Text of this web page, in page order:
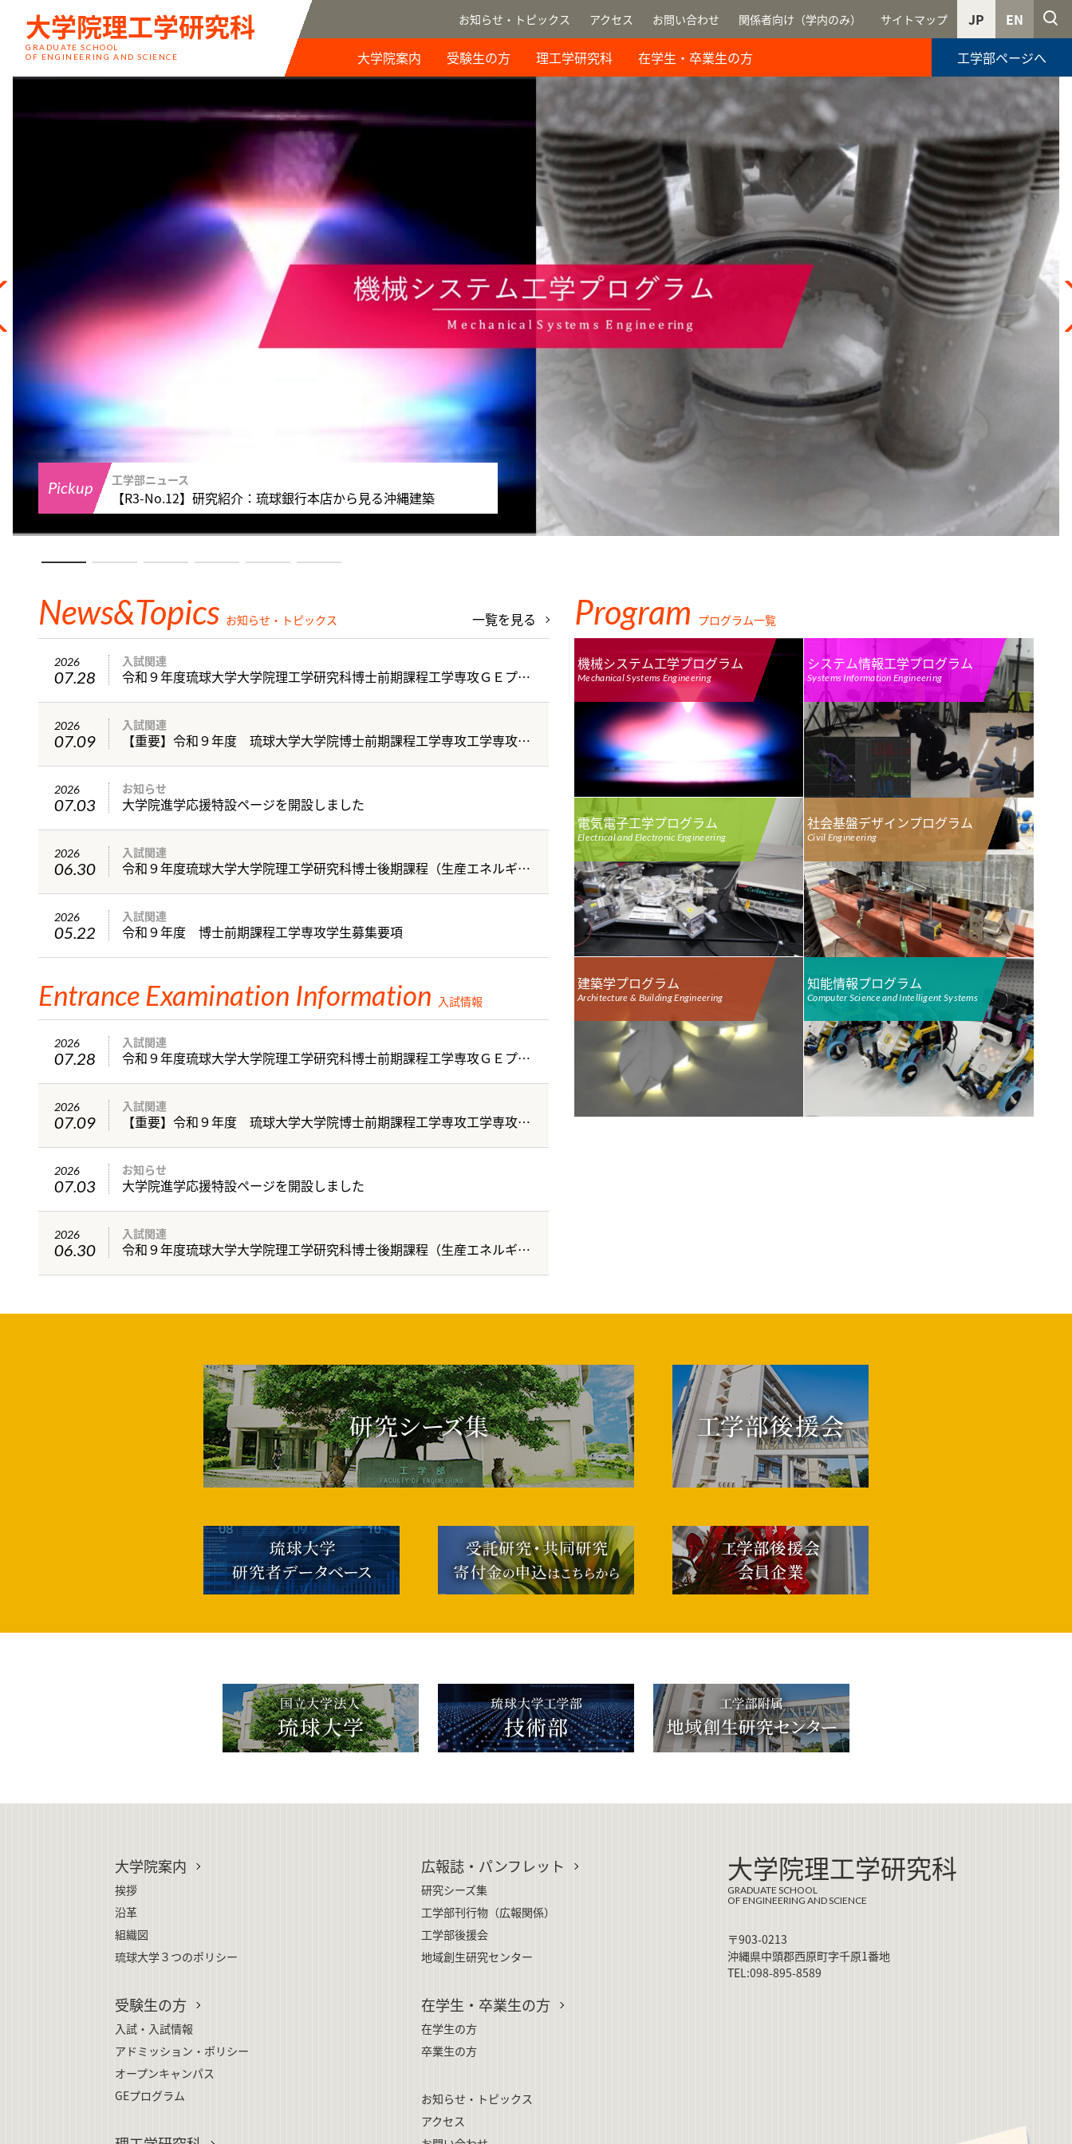
大学院理工学研究科
GRADUATE SCHOOL
OF ENGINEERING AND SCIENCE
工学部ページへ
大学院案内 受験生の方 理工学研究科 在学生・卒業生の方
お知らせ・トピックス アクセス お問い合わせ 関係者向け（学内のみ） サイトマップ EN
JP
Pickup
球銀行本店から見る沖縄建築 【R2-No.1】工学部後援会会員企業の紹介冊子の掲
News&topics お知らせ・トピックス
2026
07.28
入試関連
令和９年度琉球大学大学院理工学研究科博士前期課程工学専攻ＧＥプログラム特別選考、推薦特別選抜 合格発表
2026
07.09
入試関連
【重要】令和９年度 琉球大学大学院博士前期課程工学専攻工学専攻【一般選抜（第1期：筆記型）】の出願期間変更について
2026
07.03
お知らせ
大学院進学応援特設ページを開設しました
2026
06.30
入試関連
令和９年度琉球大学大学院理工学研究科博士後期課程（生産エネルギー工学専攻、総合知能工学専攻）学生募集
2026
05.22
入試関連
令和９年度 博士前期課程工学専攻学生募集要項
Entrance Examination Information 入試情報
2026
07.28
入試関連
令和９年度琉球大学大学院理工学研究科博士前期課程工学専攻ＧＥプログラム特別選考、推薦特別選抜 合格発表
2026
07.09
入試関連
【重要】令和９年度 琉球大学大学院博士前期課程工学専攻工学専攻【一般選抜（第1期：筆記型）】の出願期間変更について
2026
07.03
お知らせ
大学院進学応援特設ページを開設しました
2026
06.30
入試関連
令和９年度琉球大学大学院理工学研究科博士後期課程（生産エネルギー工学専攻、総合知能工学専攻）学生募集
一覧を見る Program プログラム一覧
機械システム工学プログラム
Mechanical Systems Engineering
システム情報工学プログラム
Systems Information Engineering
電気電子工学プログラム
Electrical and Electronic Engineering
社会基盤デザインプログラム
Civil Engineering
建築学プログラム
Architecture & Building Engineering
知能情報プログラム
Computer Science and Intelligent Systems
大学院案内
挨拶
沿革
組織図
琉球大学３つのポリシー
受験生の方
入試・入試情報
アドミッション・ポリシー
オープンキャンパス
GEプログラム
広報誌・パンフレット
研究シーズ集
工学部刊行物（広報関係）
工学部後援会
地域創生研究センター
在学生・卒業生の方
在学生の方
卒業生の方
お知らせ・トピックス
アクセス
大学院理工学研究科
GRADUATE SCHOOL
OF ENGINEERING AND SCIENCE
〒903-0213
沖縄県中頭郡西原町字千原1番地
TEL:098-895-8589